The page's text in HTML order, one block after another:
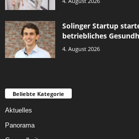
Solinger Startup
betriebliches
4. August 2026
Beliebte Kategorie
Aktuelles
Panorama